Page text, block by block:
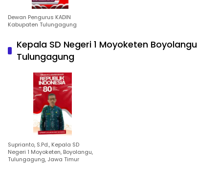
Dewan Pengurus KADIN
Kabupaten Tulungagung
Kepala SD Negeri 1 Moyoketen Boyolangu
Tulungagung
Suprianto, S.Pd., Kepala SD
Negeri 1 Moyoketen, Boyolangu,
Tulungagung, Jawa Timur